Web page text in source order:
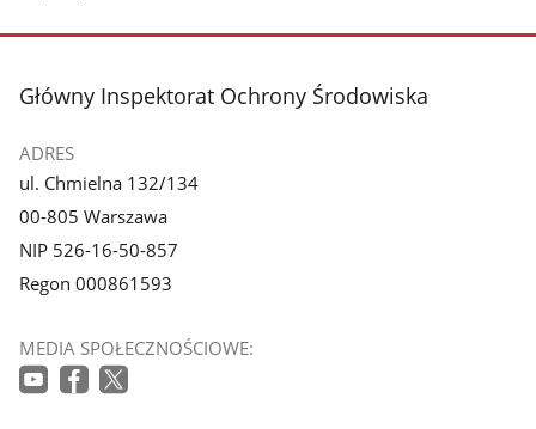
stopka
Główny Inspektorat Ochrony Środowiska
ADRES
ul. Chmielna 132/134
00-805 Warszawa
NIP 526-16-50-857
Regon 000861593
MEDIA SPOŁECZNOŚCIOWE: